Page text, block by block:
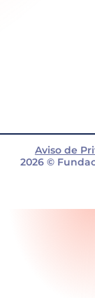
2026 ©
Aviso de